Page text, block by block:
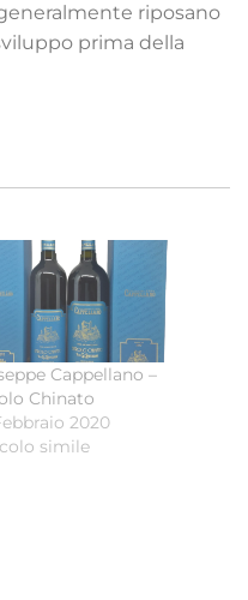
riposano
prima della
Cappellano –
Chinato
2020
simile